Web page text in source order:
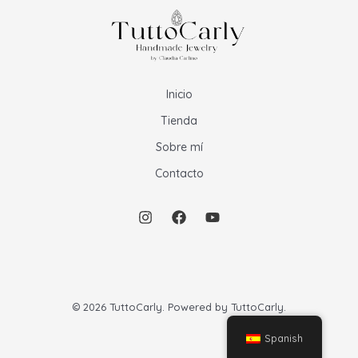
Inicio
Tienda
Sobre mí
Contacto
© 2026 TuttoCarly. Powered by TuttoCarly.
Spanish